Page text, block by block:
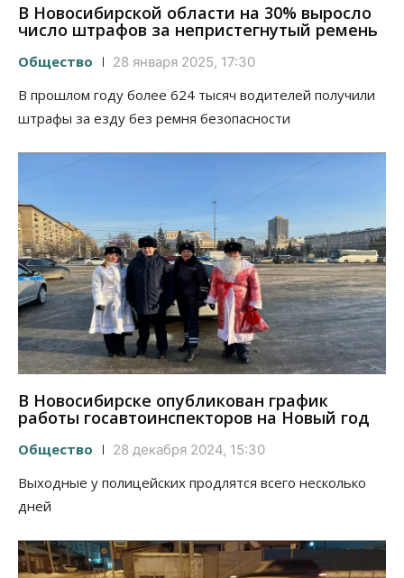
В Новосибирской области на 30% выросло
число штрафов за непристегнутый ремень
Общество 28 января 2025, 17:30
В прошлом году более 624 тысяч водителей получили
штрафы за езду без ремня безопасности
В Новосибирске опубликован график
работы госавтоинспекторов на Новый год
Общество 28 декабря 2024, 15:30
Выходные у полицейских продлятся всего несколько
дней